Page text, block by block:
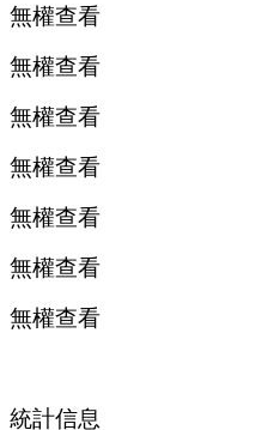
無權查看
無權查看
無權查看
無權查看
無權查看
無權查看
無權查看
統計信息